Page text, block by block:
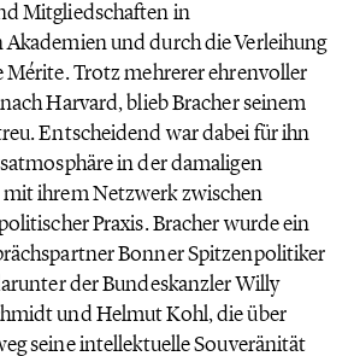
Mitgliedschaften in
und durch die Verleihung
Mérite. Trotz mehrerer ehrenvoller
Harvard, blieb Bracher seinem
Entscheidend war dabei für ihn
in der damaligen
ihrem Netzwerk zwischen
Praxis. Bracher wurde ein
Bonner Spitzenpolitiker
der Bundeskanzler Willy
und Helmut Kohl, die über
seine intellektuelle Souveränität